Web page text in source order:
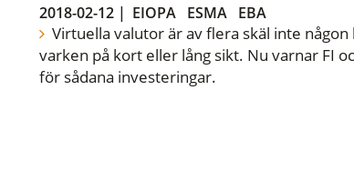
2018-02-12| EIOPA ESMA EBA
Virtuella valutor är av flera skäl inte
varken på kort eller lång sikt. Nu varnar FI
för sådana investeringar.